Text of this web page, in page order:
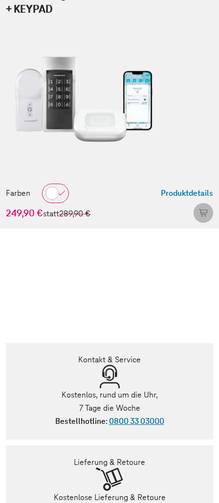
+ KEYPAD
Farben Produktdetails
249,90 €statt289,90 €
Kontakt & Service
Kostenlos, rund um die Uhr,
7 Tage die Woche
Bestellhotline:0800 33 03000
Lieferung & Retoure
Kostenlose Lieferung & Retoure